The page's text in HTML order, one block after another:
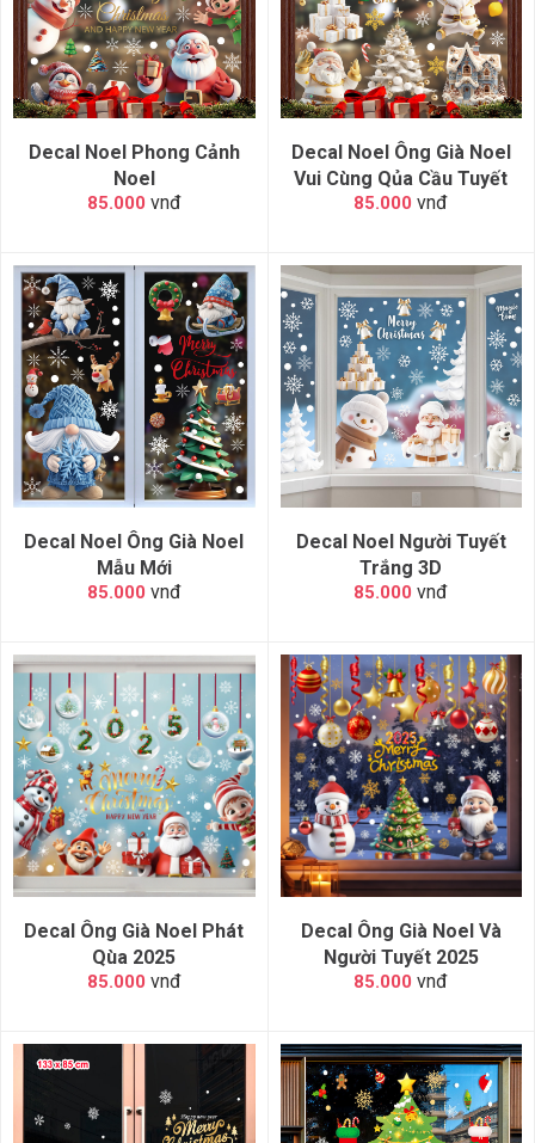
Decal Noel Phong Cảnh
Noel
85.000 vnđ
Decal Noel Ông Già Noel
Vui Cùng Qủa Cầu Tuyết
85.000 vnđ
Decal Noel Ông Già Noel
Mẫu Mới
85.000 vnđ
Decal Noel Người Tuyết
Trắng 3D
85.000 vnđ
Decal Ông Già Noel Phát
Qùa 2025
85.000 vnđ
Decal Ông Già Noel Và
Người Tuyết 2025
85.000 vnđ